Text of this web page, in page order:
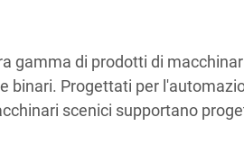
gamma di prodotti di
binari. Progettati per
scenici supportano